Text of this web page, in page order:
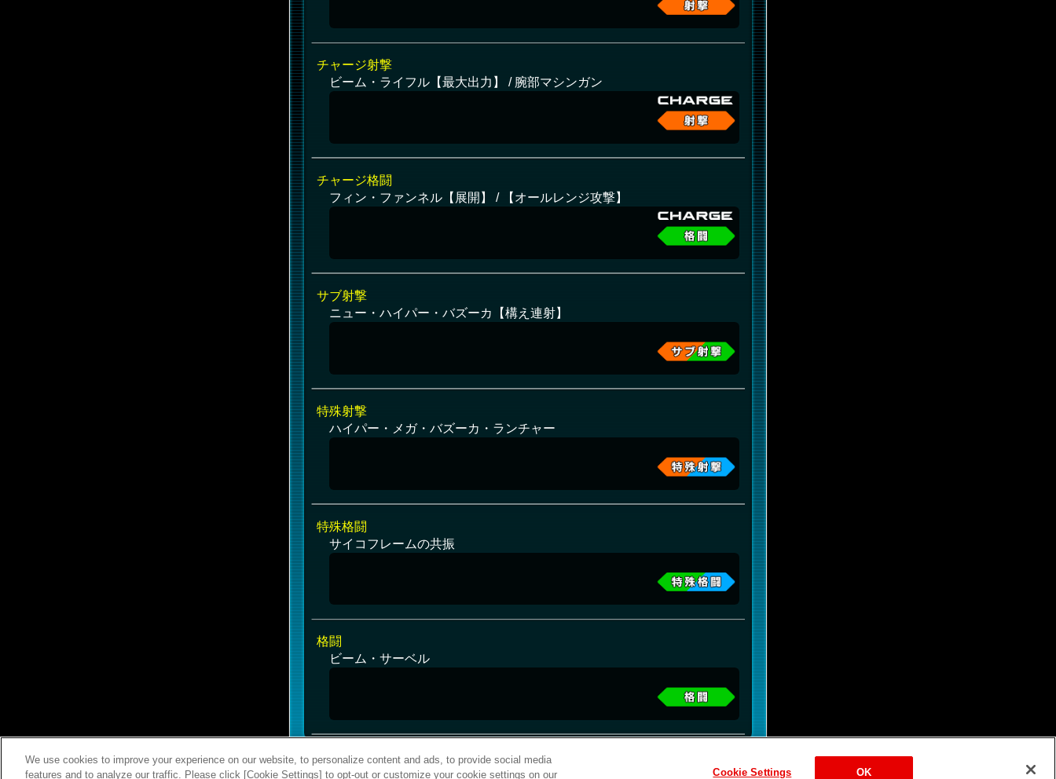
チャージ射撃
ビーム・ライフル【最大出力】 / 腕部マシンガン
チャージ格闘
フィン・ファンネル【展開】 / 【オールレンジ攻撃】
サブ射撃
ニュー・ハイパー・バズーカ【構え連射】
特殊射撃
ハイパー・メガ・バズーカ・ランチャー
特殊格闘
サイコフレームの共振
格闘
ビーム・サーベル
We use cookies to improve your experience on our website, to personalize content and ads, to provide social media
features and to analyze our traffic. Please click [Cookie Settings] to opt-out or customize your cookie settings on our
Cookie Settings OK